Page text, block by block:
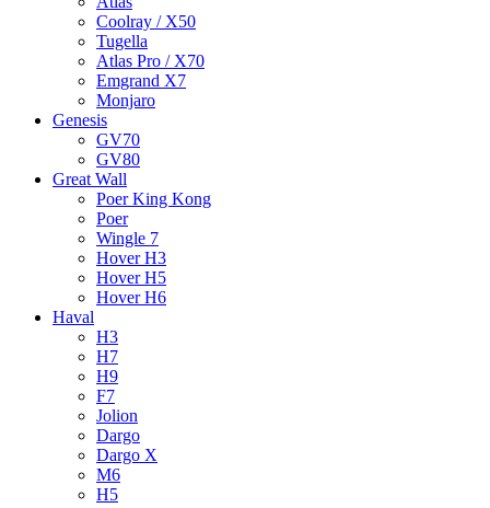
Coolray / X50
Tugella
Atlas Pro / X70
Emgrand X7
Monjaro
Genesis
GV70
GV80
Great Wall
Poer King Kong
Poer
Wingle 7
Hover H3
Hover H5
Hover H6
Haval
H3
H7
H9
F7
Jolion
Dargo
Dargo X
M6
H5